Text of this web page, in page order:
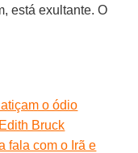
está exultante. O
o ódio
Bruck
fala com o Irã e